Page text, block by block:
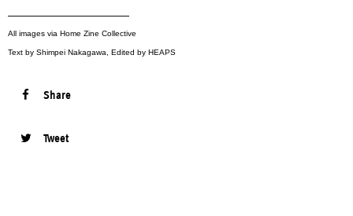
———————————
All images via Home Zine Collective
Text by Shimpei Nakagawa, Edited by HEAPS
Share
Tweet